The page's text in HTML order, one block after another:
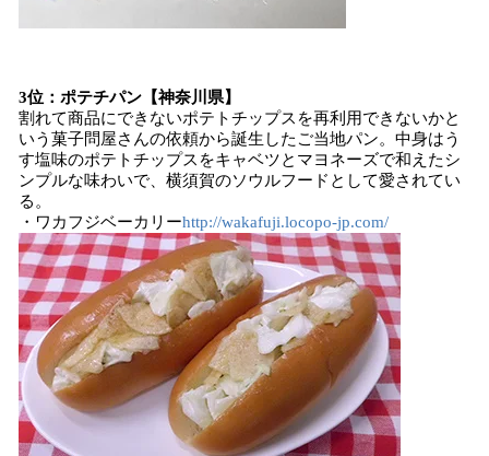
3位：ポテチパン【神奈川県】
割れて商品にできないポテトチップスを再利用できないかと
いう菓子問屋さんの依頼から誕生したご当地パン。中身はう
す塩味のポテトチップスをキャベツとマヨネーズで和えたシ
ンプルな味わいで、横須賀のソウルフードとして愛されてい
る。
・ワカフジベーカリーhttp://wakafuji.locopo-jp.com/